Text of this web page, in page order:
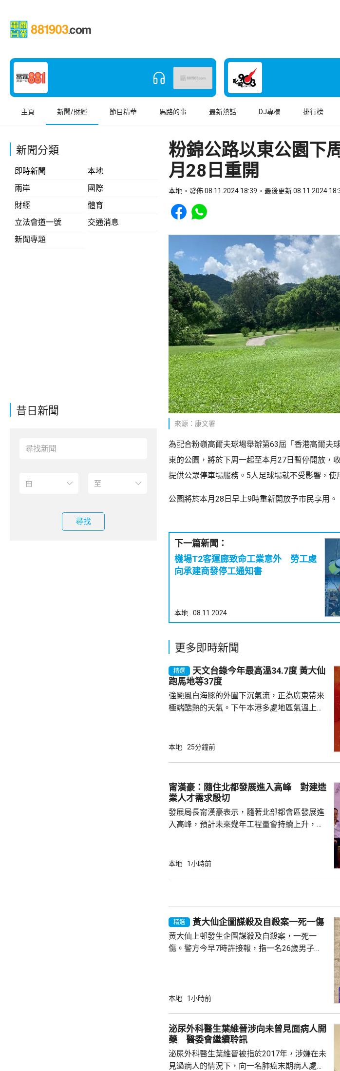
主頁 新聞/財經 節目精華 馬路的事 最新熱話 DJ專欄 排行榜
新聞分類
即時新聞
本地
兩岸
國際
財經
體育
立法會道一號
交通消息
新聞專題
昔日新聞
尋找
粉錦公路以東公園
月28日重開
本地 發佈 08.11.2024 18:39 最後更新 08.11.2024
Share to Facebook
Share to WhatsApp
來源：康文署
為配合粉嶺高爾夫球場舉辦第63屆「香港高爾夫
東的公園，將於下周一起至本月27日暫停開放，
提供公眾停車場服務。5人足球場就不受影響，使
公園將於本月28日早上9時重新開放予市民享用。
下一篇新聞：
機場T2客運廊致命工業意外 勞工處
向承建商發停工通知書
本地 08.11.2024
更多即時新聞
精選
天文台錄今年最高溫34.7度 黃大仙
跑馬地等37度
強颱風白海豚的外圍下沉氣流，正為廣東帶來
極端酷熱的天氣。下午本港多處地區氣溫上升
黃大仙、九龍城、跑馬地、大埔、打鼓嶺及元
烈陽光下在戶外球場踢足球，他們指，在場上
跑一兩分鐘已經大汗淋漓、衣服濕透，甚至有
輕微中暑感覺，不過因為...
本地 25分鐘前
甯漢豪：隨住北都發展進入高峰 對建造
業人才需求殷切
發展局長甯漢豪表示，隨著北部都會區發展進
入高峰，預計未來幾年工程量會持續上升，建
造業議會做好培訓，期望青年要傳承紮實的工
先進技術，建造業正改革轉型，至逐步邁向人
工智能和機器人賦能的新時代，提升建造...
本地 1小時前
精選 黃大仙企圖謀殺及自殺案一死一傷
黃大仙上邨發生企圖謀殺及自殺案，一死一
傷。警方今早7時許接報，指一名26歲男子在
高處墮下，當場證實不治。 警方表示，行凶者
機，隨即施襲，之後逃回單位。警方其後破門
進入，發現單位窗戶打開，地下有一...
本地 1小時前
泌尿外科醫生葉維晉涉向未曾見面病人開
藥 醫委會繼續聆訊
泌尿外科醫生葉維晉被指於2017年，涉嫌在未
見過病人的情況下，向一名肺癌末期病人處方